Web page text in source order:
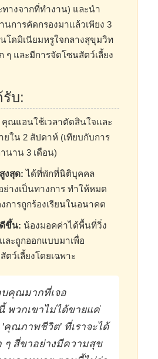
ทางจากที่ทำงาน) และนำ
นการคัดกรองมาแล้วเพียง 3
โดมิเนียมหรูใจกลางสุขุมวิท
ๆ และมีการจัดโซนสัตว์เลี้ยง
บ:
คุณแอนใช้เวลาตัดสินใจและ
ใน 2 สัปดาห์ (เทียบกับการ
นาน 3 เดือน)
งสุด: ได้ที่พักที่นิติบุคคล
ย่างเป็นทางการ ทำให้หมด
การถูกร้องเรียนในอนาคต
ขึ้น: น้องมอคค่าได้พื้นที่วิ่ง
ละถูกออกแบบมาเพื่อ
ว์เลี้ยงโดยเฉพาะ
คุณมากที่เจอ
พวกเขาไม่ได้ขายแค่
คุณภาพชีวิต' ที่เราจะได้
ๆ สี่ขาอย่างมีความสุข